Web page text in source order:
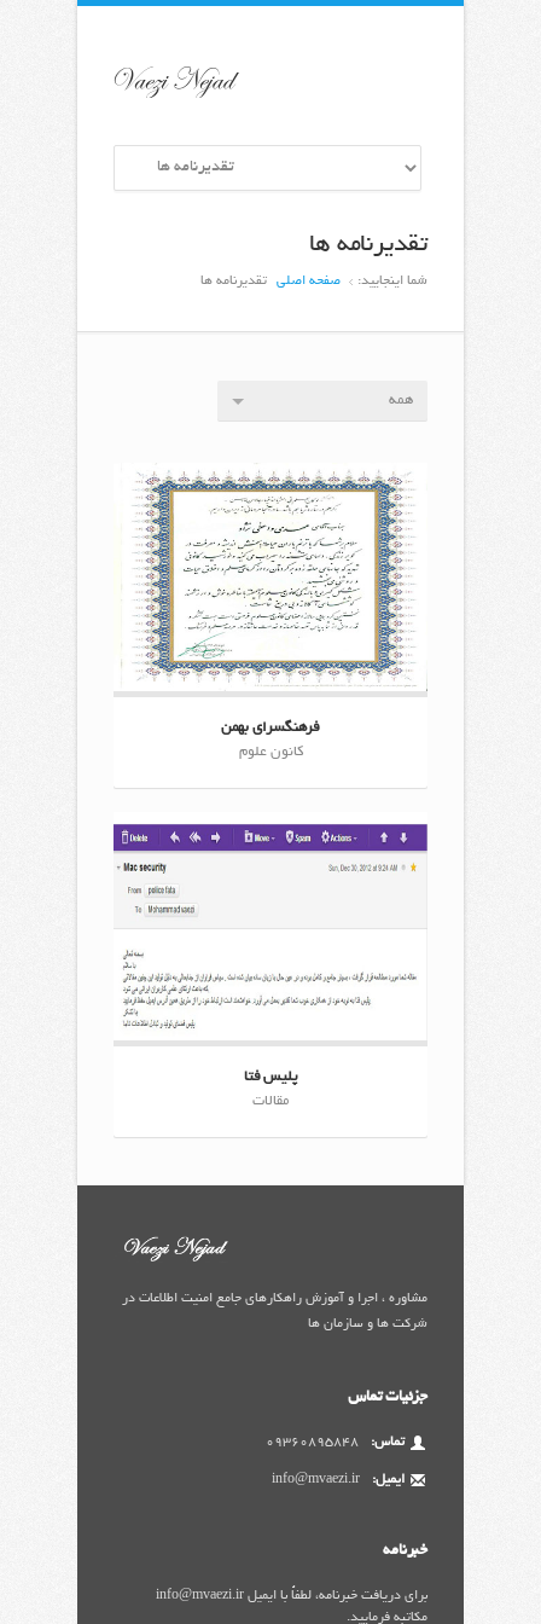
تقدیرنامه ها
شما اینجایید: صفحه اصلی تقدیرنامه ها
همه
فرهنگسرای بهمن
کانون علوم
پلیس فتا
مقالات
مشاوره ، اجرا و آموزش راهکارهای جامع امنیت اطلاعات در
شرکت ها و سازمان ها
جزئیات تماس
تماس: 09360895848
ایمیل: info@mvaezi.ir
خبرنامه
برای دریافت خبرنامه، لطفاً با ایمیل info@mvaezi.ir
مکاتبه فرمایید.